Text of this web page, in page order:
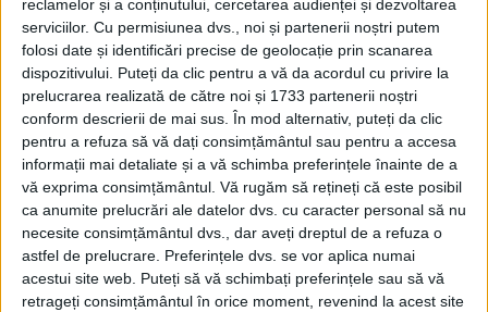
reclamelor și a conținutului, cercetarea audienței și dezvoltarea
serviciilor. Cu permisiunea dvs., noi și partenerii noștri putem
folosi date și identificări precise de geolocație prin scanarea
dispozitivului. Puteți da clic pentru a vă da acordul cu privire la
prelucrarea realizată de către noi și 1733 partenerii noștri
conform descrierii de mai sus. În mod alternativ, puteți da clic
pentru a refuza să vă dați consimțământul sau pentru a accesa
informații mai detaliate și a vă schimba preferințele înainte de a
vă exprima consimțământul. Vă rugăm să rețineți că este posibil
ca anumite prelucrări ale datelor dvs. cu caracter personal să nu
necesite consimțământul dvs., dar aveți dreptul de a refuza o
astfel de prelucrare. Preferințele dvs. se vor aplica numai
acestui site web. Puteți să vă schimbați preferințele sau să vă
retrageți consimțământul în orice moment, revenind la acest site
clinica Bîrsășteanu Imaging Solutions oferă un
discount de 20% pentru investigațiile CT și
RMN, două dintre cele mai avansate tehnologii
imagistice disponibile, realizate în regim privat
(contra cost)!